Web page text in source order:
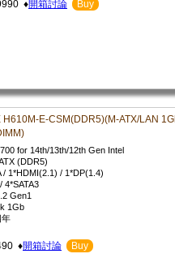
♦開箱討論 Buy
H610M-E-CSM(DDR5)(M-ATX/LAN
for 14th/13th/12th Gen Intel
(DDR5)
/ 1*HDMI(2.1) / 1*DP(1.4)
4*SATA3
Gen1
1Gb
年
♦開箱討論 Buy